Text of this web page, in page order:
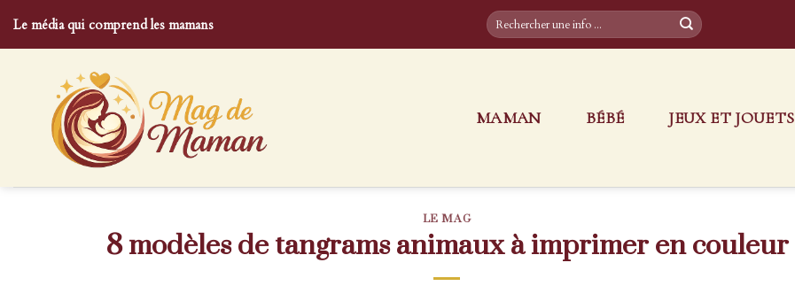
Le média qui comprend les mamans
MAMAN BÉBÉ JEUX ET JOUETS
LE MAG
8 modèles de tangrams animaux à imprimer en couleur